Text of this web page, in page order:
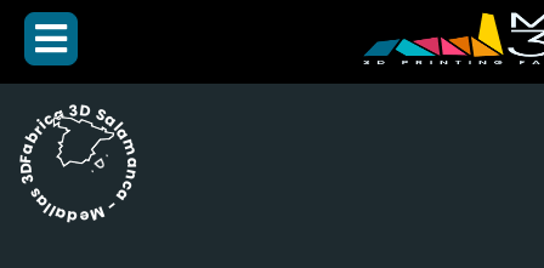
Fabrica 3D Salamanca - Medallas 3D -